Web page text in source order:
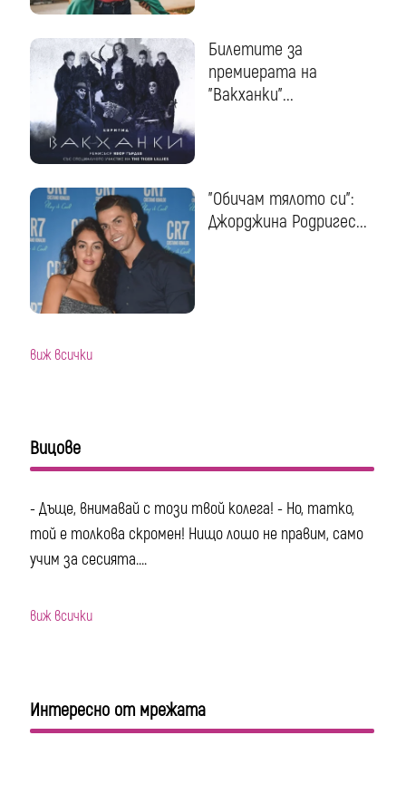
Билетите за
премиерата на
"Вакханки"...
"Обичам тялото си":
Джорджина Родригес...
виж всички
Вицове
- Дъще, внимавай с този твой колега! - Но, татко,
той е толкова скромен! Нищо лошо не правим, само
учим за сесията....
виж всички
Интересно от мрежата